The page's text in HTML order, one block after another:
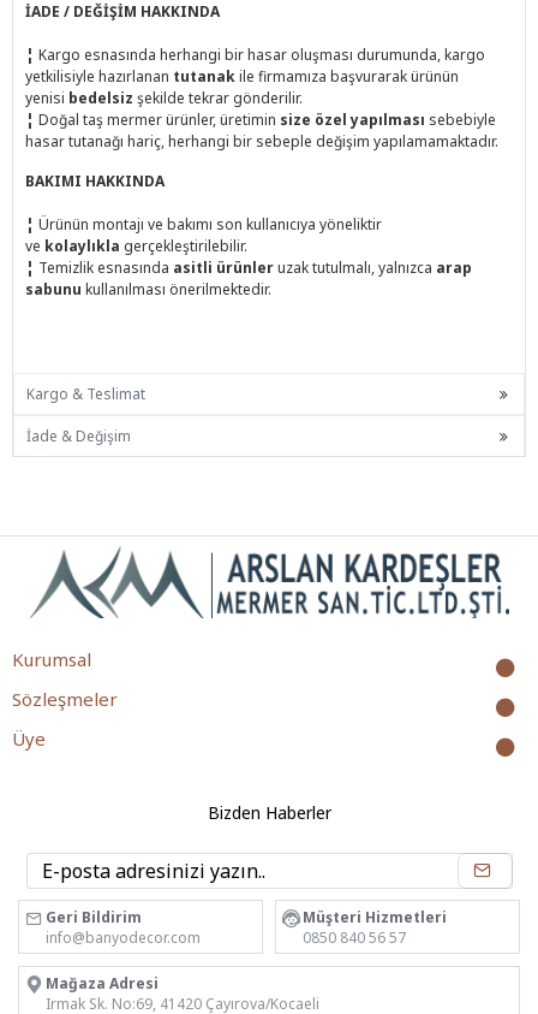
İADE / DEĞİŞİM HAKKINDA
¦ Kargo esnasında herhangi bir hasar oluşması durumunda, kargo
yetkilisiyle hazırlanan tutanakile firmamıza başvurarak ürünün
yenisi bedelsiz şekilde tekrar gönderilir.
¦ Doğal taş mermer ürünler, üretimin size özel yapılması sebebiyle
hasar tutanağı hariç, herhangi bir sebeple değişim yapılamamaktadır.
BAKIMI HAKKINDA
¦ Ürünün montajı ve bakımı son kullanıcıya yöneliktir
ve kolaylıkla gerçekleştirilebilir.
¦ Temizlik esnasında asitli ürünleruzak tutulmalı, yalnızca arap
sabunu kullanılması önerilmektedir.
Kargo & Teslimat
İade & Değişim
Kurumsal
Sözleşmeler
Üye
Bizden Haberler
Geri Bildirim
info@banyodecor.com
Müşteri Hizmetleri
0850 840 56 57
Mağaza Adresi
Irmak Sk. No:69, 41420 Çayırova/Kocaeli